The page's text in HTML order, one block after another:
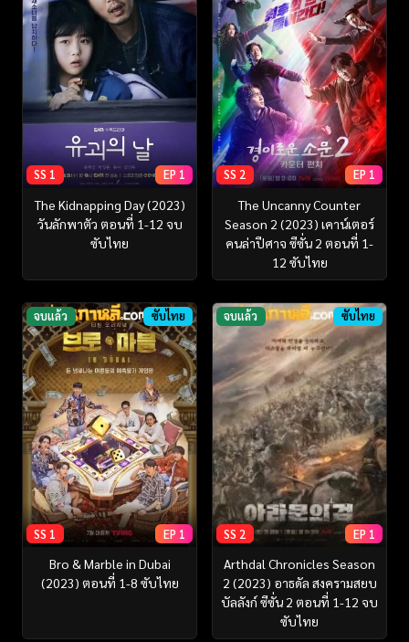
SS 1 EP 1
The Kidnapping Day (2023)
วันลักพาตัว ตอนที่ 1-12 จบ
ซับไทย
SS 2 EP 1
The Uncanny Counter
Season 2 (2023) เคาน์เตอร์
คนล่าปีศาจ ซีซั่น 2 ตอนที่ 1-
12 ซับไทย
จบแล้ว ซับไทย
SS 1 EP 1
Bro & Marble in Dubai
(2023) ตอนที่ 1-8 ซับไทย
จบแล้ว ซับไทย
SS 2 EP 1
Arthdal Chronicles Season
2 (2023) อาธดัล สงครามสยบ
บัลลังก์ ซีซั่น 2 ตอนที่ 1-12 จบ
ซับไทย